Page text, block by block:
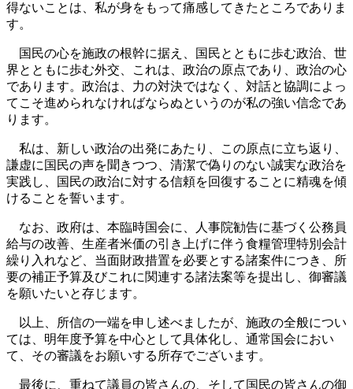
得ないことは、私が身をもって痛感してきたところでありま
す。
国民の心を施政の根幹に据え、国民とともに歩む政治、世
界とともに歩む外交、これは、政治の原点であり、政治の心
であります。政治は、力の対決ではなく、対話と協調によっ
てこそ進められなければならぬというのが私の強い信念であ
ります。
私は、新しい政治の出発にあたり、この原点に立ち返り、
謙虚に国民の声を聞きつつ、清潔で偽りのない誠実な政治を
実践し、国民の政治に対する信頼を回復することに精魂を傾
けることを誓います。
なお、政府は、本臨時国会に、人事院勧告に基づく公務員
給与の改善、生産者米価の引き上げに伴う食糧管理特別会計
繰り入れなど、当面財政措置を必要とする諸案件につき、所
要の補正予算及びこれに関連する諸法案等を提出し、御審議
を願いたいと存じます。
以上、所信の一端を申し述べましたが、施政の全般につい
ては、明年度予算を中心として具体化し、通常国会におい
て、その審議をお願いする所存でございます。
最後に、重ねて議員の皆さんの、そして国民の皆さんの御